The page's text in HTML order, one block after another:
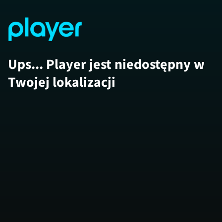
Ups... Player jest niedostępny w
Twojej lokalizacji